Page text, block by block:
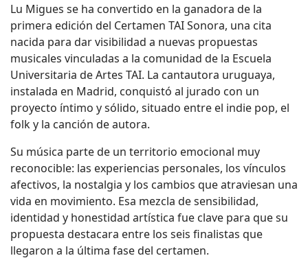
Lu Migues se ha convertido en la ganadora de la
primera edición del Certamen TAI Sonora, una cita
nacida para dar visibilidad a nuevas propuestas
musicales vinculadas a la comunidad de la Escuela
Universitaria de Artes TAI. La cantautora uruguaya,
instalada en Madrid, conquistó al jurado con un
proyecto íntimo y sólido, situado entre el indie pop, el
folk y la canción de autora.
Su música parte de un territorio emocional muy
reconocible: las experiencias personales, los vínculos
afectivos, la nostalgia y los cambios que atraviesan una
vida en movimiento. Esa mezcla de sensibilidad,
identidad y honestidad artística fue clave para que su
propuesta destacara entre los seis finalistas que
llegaron a la última fase del certamen.